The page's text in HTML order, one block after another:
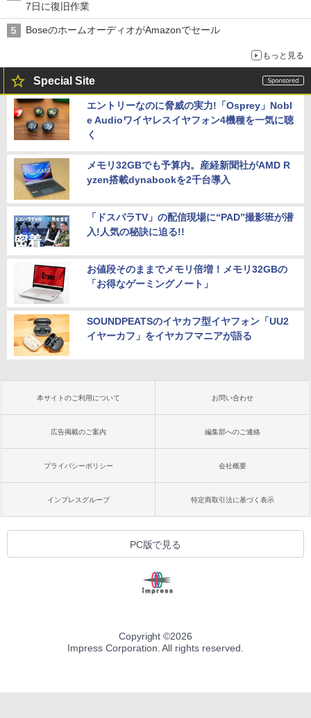
7日に復旧作業
BoseのホームオーディオがAmazonでセール
もっと見る
Special Site
エントリーなのに脅威の実力!「Osprey」Nobl
e Audioワイヤレスイヤフォン4機種を一気に聴
く
メモリ32GBでも予算内。産経新聞社がAMD R
yzen搭載dynabookを2千台導入
「ドスパラTV」の配信現場に“PAD”撮影班が潜
入!人気の秘訣に迫る!!
お値段そのままでメモリ倍増！メモリ32GBの
「お得なゲーミングノート」
SOUNDPEATSのイヤカフ型イヤフォン「UU2
イヤーカフ」をイヤカフマニアが語る
本サイトのご利用について お問い合わせ
広告掲載のご案内 編集部へのご連絡
プライバシーポリシー 会社概要
インプレスグループ 特定商取引法に基づく表示
PC版で見る
Copyright ©2026
Impress Corporation. All rights reserved.